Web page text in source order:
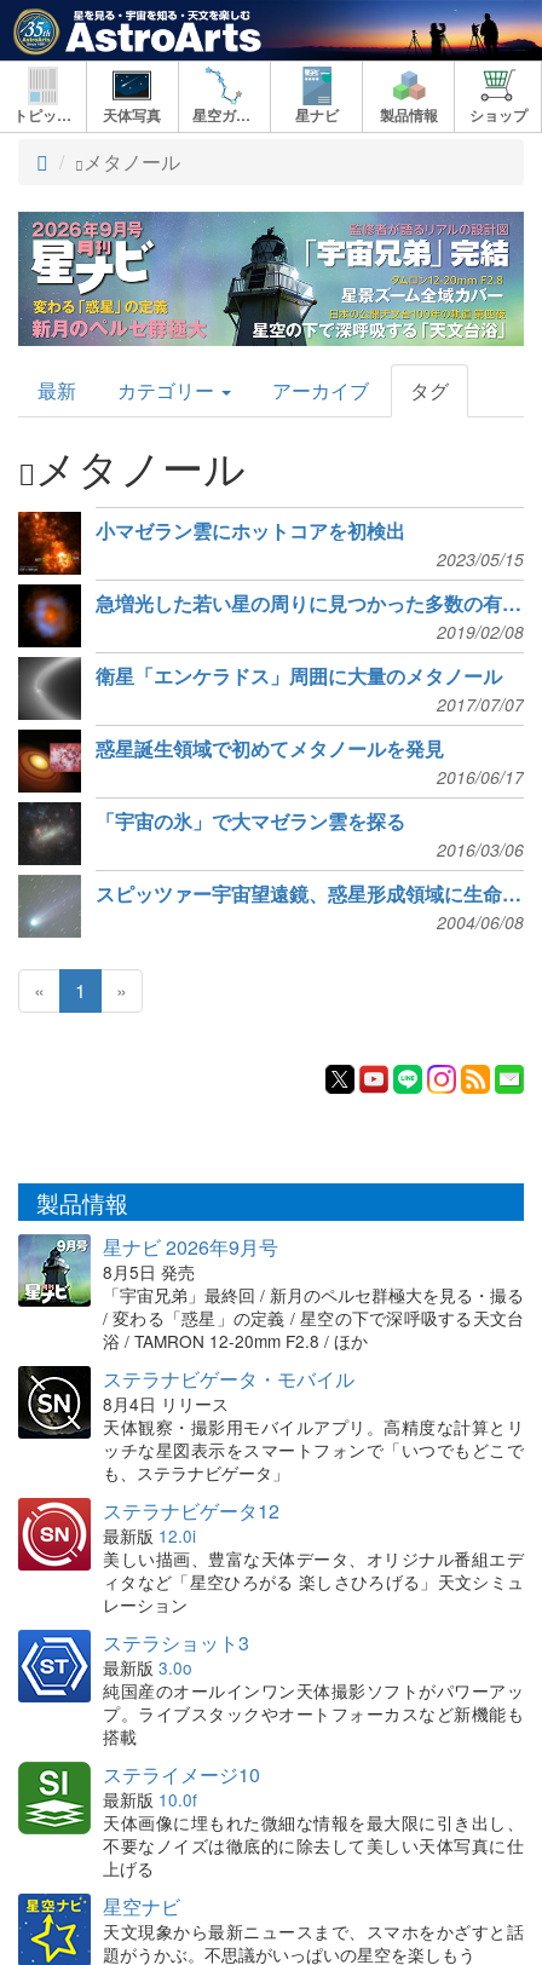
トピックス 天体写真 星空ガイド 星ナビ 製品情報 ショップ
ト
プ
メタノール
AstroArts
Topics
最新 カテゴリー アーカイブ タグ
メタノール
小マゼラン雲にホットコアを初検出
2023/05/15
急増光した若い星の周りに見つかった多数の有機分子
2019/02/08
衛星「エンケラドス」周囲に大量のメタノール
2017/07/07
惑星誕生領域で初めてメタノールを発見
2016/06/17
「宇宙の氷」で大マゼラン雲を探る
2016/03/06
スピッツァー宇宙望遠鏡、惑星形成領域に生命をつくる物質を発見
2004/06/08
« 1 »
製品情報
星ナビ 2026年9月号
8月5日 発売
「宇宙兄弟」最終回 / 新月のペルセ群極大を見る・撮る
/ 変わる「惑星」の定義 / 星空の下で深呼吸する天文台
浴 / TAMRON 12-20mm F2.8 / ほか
ステラナビゲータ・モバイル
8月4日 リリース
天体観察・撮影用モバイルアプリ。高精度な計算とリ
ッチな星図表示をスマートフォンで「いつでもどこで
も、ステラナビゲータ」
ステラナビゲータ12
最新版 12.0i
美しい描画、豊富な天体データ、オリジナル番組エデ
ィタなど「星空ひろがる 楽しさひろげる」天文シミュ
レーション
ステラショット3
最新版 3.0o
純国産のオールインワン天体撮影ソフトがパワーアッ
プ。ライブスタックやオートフォーカスなど新機能も
搭載
ステライメージ10
最新版 10.0f
天体画像に埋もれた微細な情報を最大限に引き出し、
不要なノイズは徹底的に除去して美しい天体写真に仕
上げる
星空ナビ
天文現象から最新ニュースまで、スマホをかざすと話
題がうかぶ。不思議がいっぱいの星空を楽しもう